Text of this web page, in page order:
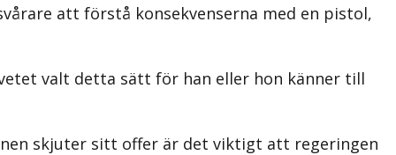
att förstå konsekvenserna med en pistol,
valt detta sätt för han eller hon känner till
skjuter sitt offer är det viktigt att regeringen